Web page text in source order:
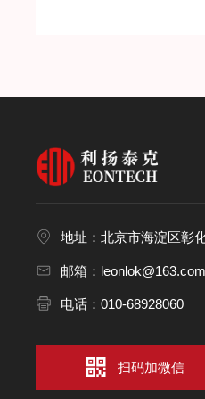
地址：北京市海淀区彰
邮箱：leonlok@163.com
电话：010-68928060
扫码加微信